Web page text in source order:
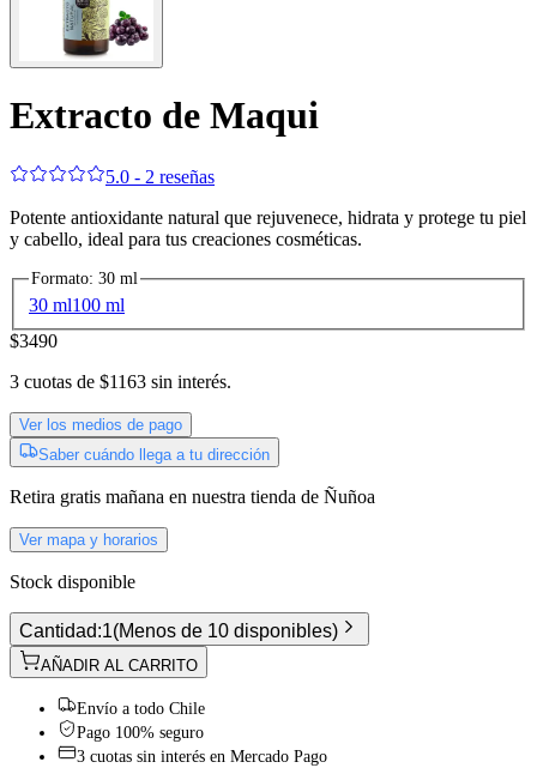
Extracto de Maqui
5.0 - 2 reseñas
Potente antioxidante natural que rejuvenece, hidrata y protege tu piel
y cabello, ideal para tus creaciones cosméticas.
Formato: 30 ml
30 ml100 ml
$3490
3 cuotas de $1163 sin interés.
Ver los medios de pago
Saber cuándo llega a tu dirección
Retira gratis mañana en nuestra tienda de Ñuñoa
Ver mapa y horarios
Stock disponible
Cantidad:1(Menos de 10 disponibles)
AÑADIR AL CARRITO
Envío a todo Chile
Pago 100% seguro
3 cuotas sin interés en Mercado Pago